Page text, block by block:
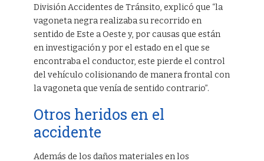
División Accidentes de Tránsito, explicó que “la
vagoneta negra realizaba su recorrido en
sentido de Este a Oeste y, por causas que están
en investigación y por el estado en el que se
encontraba el conductor, este pierde el control
del vehículo colisionando de manera frontal con
la vagoneta que venía de sentido contrario”.
Otros heridos en el
accidente
Además de los daños materiales en los